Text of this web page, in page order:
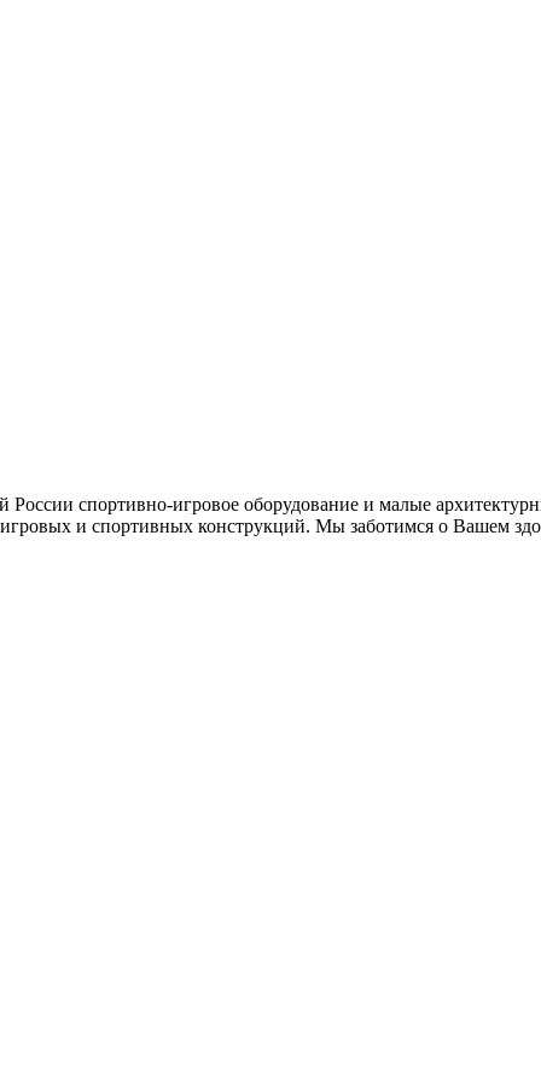
спортивно-игровое оборудование и малые
и спортивных конструкций. Мы заботимся о Вашем